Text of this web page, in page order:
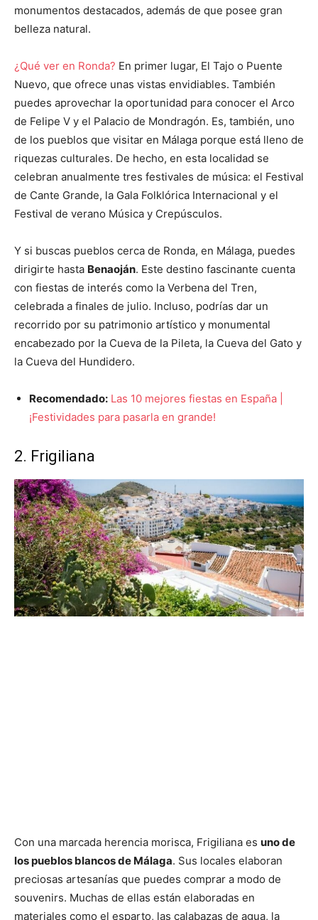
monumentos destacados, además de que posee gran
belleza natural.
¿Qué ver en Ronda? En primer lugar, El Tajo o Puente
Nuevo, que ofrece unas vistas envidiables. También
puedes aprovechar la oportunidad para conocer el Arco
de Felipe V y el Palacio de Mondragón. Es, también, uno
de los pueblos que visitar en Málaga porque está lleno de
riquezas culturales. De hecho, en esta localidad se
celebran anualmente tres festivales de música: el Festival
de Cante Grande, la Gala Folklórica Internacional y el
Festival de verano Música y Crepúsculos.
Y si buscas pueblos cerca de Ronda, en Málaga, puedes
dirigirte hasta Benaoján. Este destino fascinante cuenta
con fiestas de interés como la Verbena del Tren,
celebrada a finales de julio. Incluso, podrías dar un
recorrido por su patrimonio artístico y monumental
encabezado por la Cueva de la Pileta, la Cueva del Gato y
la Cueva del Hundidero.
Recomendado: Las 10 mejores fiestas en España |
¡Festividades para pasarla en grande!
2. Frigiliana
Con una marcada herencia morisca, Frigiliana es uno de
los pueblos blancos de Málaga. Sus locales elaboran
preciosas artesanías que puedes comprar a modo de
souvenirs. Muchas de ellas están elaboradas en
materiales como el esparto, las calabazas de agua, la